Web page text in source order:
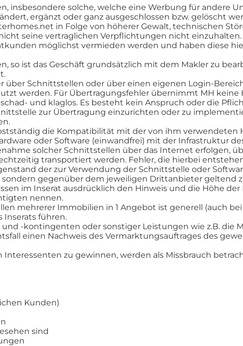
insbesondere solche, welche eine Werbung für andere
ergänzt oder ganz ausgeschlossen bzw. gelöscht
in Folge von höherer Gewalt, technischen
seine vertraglichen Verpflichtungen nicht einzuhalten.
möglichst vermieden werden und haben diese
ist das Geschäft grundsätzlich mit dem Makler zu
Schnittstellen oder über einen eigenen Login-
werden. Für Übertragungsfehler übernimmt MH keine
und klaglos. Es besteht kein Anspruch oder die
zur Übertragung einzurichten oder zu
die Kompatibilität mit der von ihm verwendeten
oder Software (einwandfrei) mit der Infrastruktur
solcher Schnittstellen über das Internet erfolgen,
transportiert werden. Fehler, die hierbei
der zur Verwendung der Schnittstelle oder
gegenüber dem jeweiligen Drittanbieter geltend
im Inserat ausdrücklich den Hinweis und die Höhe
nennen.
mehrerer Immobilien in 1 Angebot ist generell (auch
Inserats führen.
-kontingenten oder sonstiger Leistungen wie z.B. die
einen Nachweis des Vermarktungsauftrages des
zu gewinnen, werden als Missbrauch
Kunden)
sind